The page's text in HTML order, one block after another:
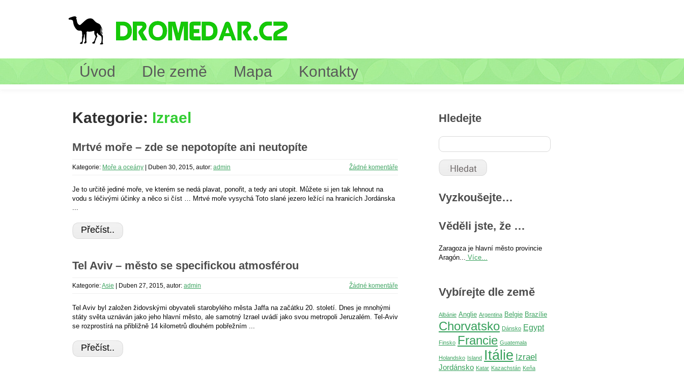
Úvod Dle země Mapa Kontakty
Kategorie: Izrael
Mrtvé moře – zde se nepotopíte ani neutopíte
Kategorie: Moře a oceány Duben 30, 2015, autor: admin Žádné komentáře
Je to určitě jediné moře, ve kterém se nedá plavat, ponořit, a tedy ani utopit. Můžete si jen tak lehnout na
vodu s léčivými účinky a něco si číst … Mrtvé moře vysychá Toto slané jezero ležící na hranicích Jordánska
...
Přečíst..
Tel Aviv – město se specifickou atmosférou
Kategorie:Asie | Duben 27, 2015, autor: admin Žádné komentáře
Tel Aviv byl založen židovskými obyvateli starobylého města Jaffa na začátku 20. století. Dnes je mnohými
státy světa uznáván jako jeho hlavní město, ale samotný Izrael uvádí jako svou metropoli Jeruzalém. Tel-Aviv
se rozprostírá na přibližně 14 kilometrů dlouhém pobřežním ...
Přečíst..
Hledejte
Vyzkoušejte…
Věděli jste, že …
Zaragoza je hlavní město provincie
Aragón... Více...
Vybírejte dle země
Albánie Anglie Argentina Belgie Brazílie
Chorvatsko Dánsko Egypt
Finsko Francie Guatemala
Holandsko Island Itálie Izrael
Jordánsko Katar Kazachstán Keňa